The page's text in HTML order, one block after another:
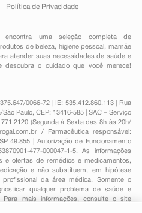
Política de Privacidade
uma seleção completa de
de beleza, higiene pessoal ,mamãe
atender suas necessidades de saúde e
descubra o cuidado que você merece!
0066-72 | IE: 535.412.860.113 | Rua
Paulo, CEP: 13416-585 | SAC – Serviço
2120 (Segunda à Sexta das 8h às 20h/
/ Farmacêutica responsável:
49.855 | Autorização de Funcionamento
477-000047-1-5. As informações
e ofertas de remédios e medicamentos,
e não substituem, em hipótese
da área médica. Somente o
qualquer problema de saúde e
mais informações, consulte o site